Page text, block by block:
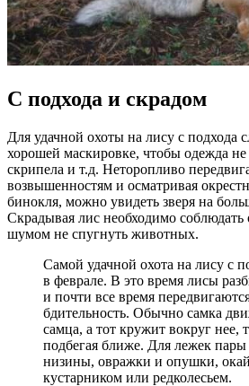
С подхода и скрадом
Для удачной охоты на лису с подхода
хорошей маскировке, чтобы одежда
скрипела и т.д. Неторопливо
возвышенностям и осматривая
бинокля, можно увидеть зверя на
Скрадывая лис необходимо соблюдать
шумом не спугнуть животных.
Самой удачной охота на лису с
в феврале. В это время лисы
и почти все время
бдительность. Обычно самка
самца, а тот кружит вокруг нее,
подбегая ближе. Для лежек
низины, овражки и опушки,
кустарником или редколесьем.